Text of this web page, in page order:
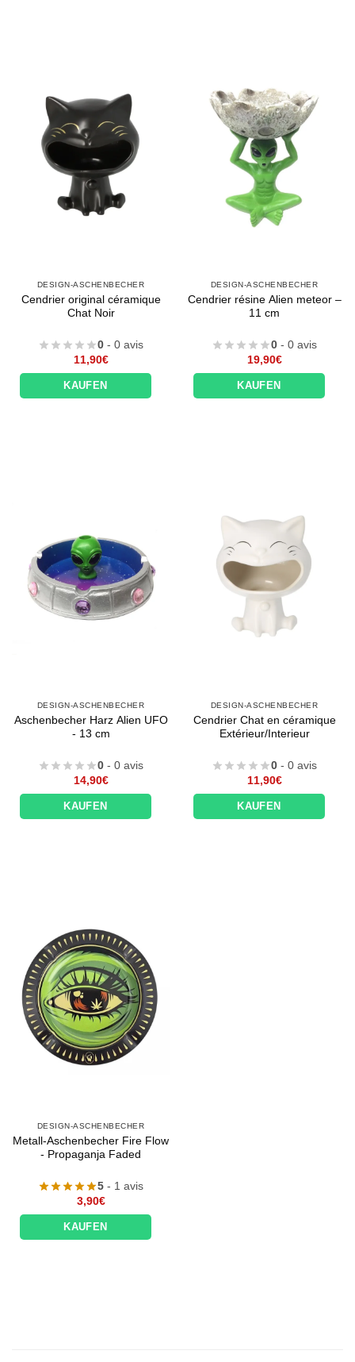
DESIGN-ASCHENBECHER
Cendrier original céramique
Chat Noir
0 - 0 avis
11,90€
KAUFEN
DESIGN-ASCHENBECHER
Cendrier résine Alien meteor –
11 cm
0 - 0 avis
19,90€
KAUFEN
DESIGN-ASCHENBECHER
Aschenbecher Harz Alien UFO
- 13 cm
0 - 0 avis
14,90€
KAUFEN
DESIGN-ASCHENBECHER
Cendrier Chat en céramique
Extérieur/Interieur
0 - 0 avis
11,90€
KAUFEN
DESIGN-ASCHENBECHER
Metall-Aschenbecher Fire Flow
- Propaganja Faded
5 - 1 avis
3,90€
KAUFEN